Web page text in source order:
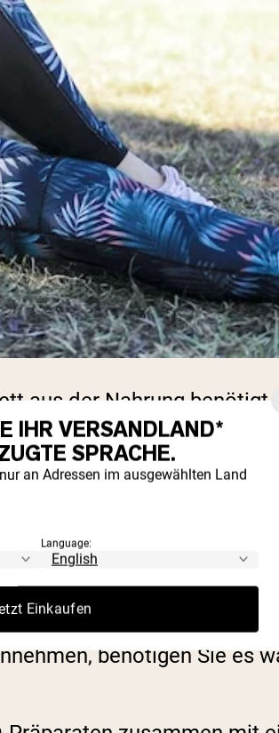
aus der Nahrung
oder Pilze als auch
mit Fetten in einer
ist das nicht
löst sich in Fett und kann
nicht zu
benötigen Sie es
IHR VERSANDLAND*
SPRACHE.
an Adressen im ausgewählten Land
Language:
Einkaufen